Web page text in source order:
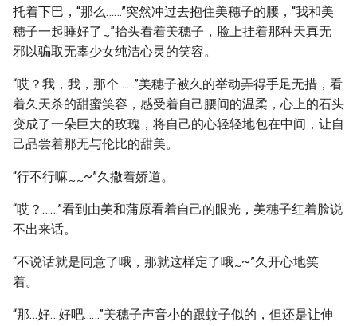
托着下巴，“那么……”突然冲过去抱住美穗子的腰，“我和美
穗子一起睡好了 ~”抬头看着美穗子，脸上挂着那种天真无
邪以骗取无辜少女纯洁心灵的笑容。
“哎？我，我，那个……”美穗子被久的举动弄得手足无措，看
着久天杀的甜蜜笑容，感受着自己腰间的温柔，心上的石头
变成了一朵巨大的玫瑰，将自己的心轻轻地包在中间，让自
己品尝着那无与伦比的甜美。
“行不行嘛~~~”久撒着娇道。
“哎？……”看到由美和蒲原看着自己的眼光，美穗子红着脸说
不出来话。
“不说话就是同意了哦，那就这样定了哦~~”久开心地笑
着。
“那…好…好吧……”美穗子声音小的跟蚊子似的，但还是让伸